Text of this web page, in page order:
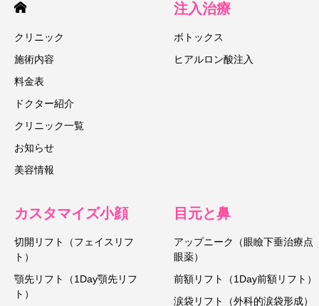
クリニック
施術内容
料金表
ドクター紹介
クリニック一覧
お知らせ
美容情報
注入治療
ボトックス
ヒアルロン酸注入
カスタマイズ小顔
切開リフト（フェイスリフ
ト）
顎先リフト（1Day顎先リフ
ト）
目元と鼻
アップニーク（眼瞼下垂治療点
眼薬）
前額リフト（1Day前額リフト）
涙袋リフト（外科的涙袋形成）